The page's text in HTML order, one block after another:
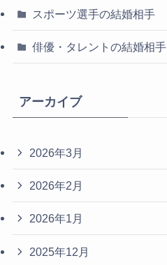
スポーツ選手の結婚相手
俳優・タレントの結婚相手
アーカイブ
2026年3月
2026年2月
2026年1月
2025年12月